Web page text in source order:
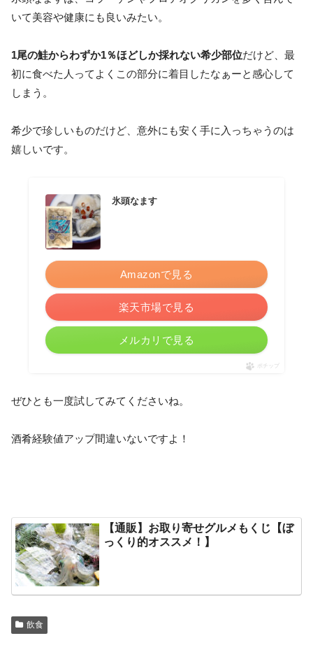
いて美容や健康にも良いみたい。
1尾の鮭からわずか1％ほどしか採れない希少部位だけど、最
初に食べた人ってよくこの部分に着目したなぁーと感心して
しまう。
希少で珍しいものだけど、意外にも安く手に入っちゃうのは
嬉しいです。
氷頭なます
Amazonで見る
楽天市場で見る
メルカリで見る
ポチップ
ぜひとも一度試してみてくださいね。
酒肴経験値アップ間違いないですよ！
【通販】お取り寄せグルメもくじ【ぼ
っくり的オススメ！】
飲食